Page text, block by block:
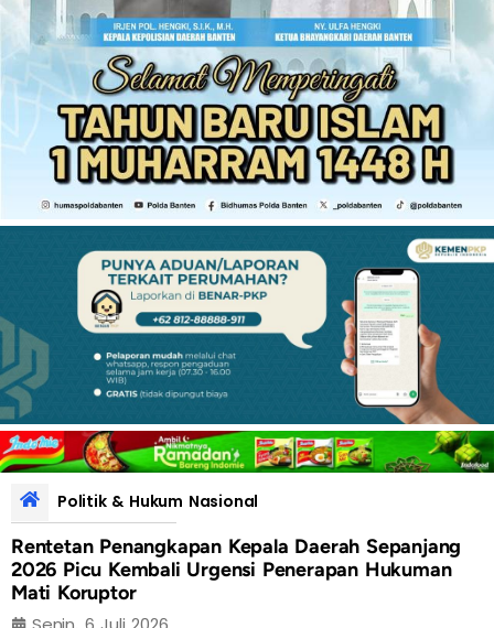
Politik & Hukum Nasional
Rentetan Penangkapan Kepala Daerah Sepanjang
2026 Picu Kembali Urgensi Penerapan Hukuman
Mati Koruptor